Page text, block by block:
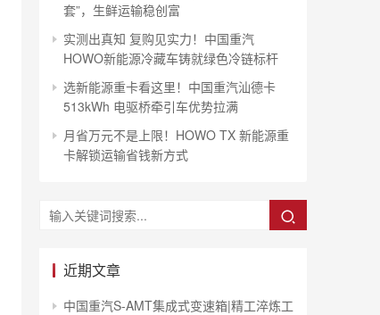
套”，生鲜运输稳创富
实测出真知 复购见实力！中国重汽
HOWO新能源冷藏车铸就绿色冷链标杆
选新能源重卡看这里！中国重汽汕德卡
513kWh 电驱桥牵引车优势拉满
月省万元不是上限！HOWO TX 新能源重
卡解锁运输省钱新方式
近期文章
中国重汽S-AMT集成式变速箱|精工淬炼工